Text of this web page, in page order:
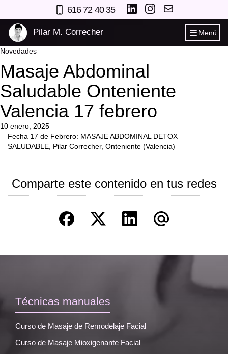
616 72 40 35
Pilar M. Correcher Menú
Novedades
Masaje Abdominal
Saludable Onteniente
Valencia 17 febrero
10 enero, 2025
Fecha 17 de Febrero: MASAJE ABDOMINAL DETOX
SALUDABLE, Pilar Correcher, Onteniente (Valencia)
Comparte este contenido en tus redes
Técnicas manuales
Curso de Masaje de Remodelaje Facial
Curso de Masaje Mioxigenante Facial